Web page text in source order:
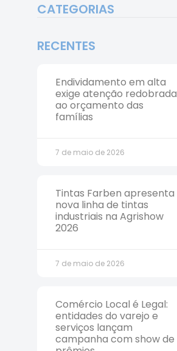
CATEGORIAS
RECENTES
Endividamento em alta
exige atenção redobrada
ao orçamento das
famílias
7 de maio de 2026
Tintas Farben apresenta
nova linha de tintas
industriais na Agrishow
2026
7 de maio de 2026
Comércio Local é Legal:
entidades do varejo e
serviços lançam
campanha com show de